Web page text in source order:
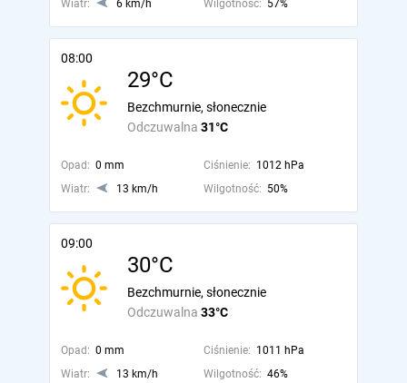
Wiatr: 6 km/h Wilgotność: 57%
08:00
29°C
Odczuwalna 31°C
Bezchmurnie, słonecznie
Opad: 0 mm Ciśnienie: 1012 hPa
Wiatr:
13 km/h Wilgotność: 50%
09:00
30°C
Odczuwalna 33°C
Bezchmurnie, słonecznie
Opad: 0 mm Ciśnienie: 1011 hPa
Wiatr:
13 km/h Wilgotność: 46%